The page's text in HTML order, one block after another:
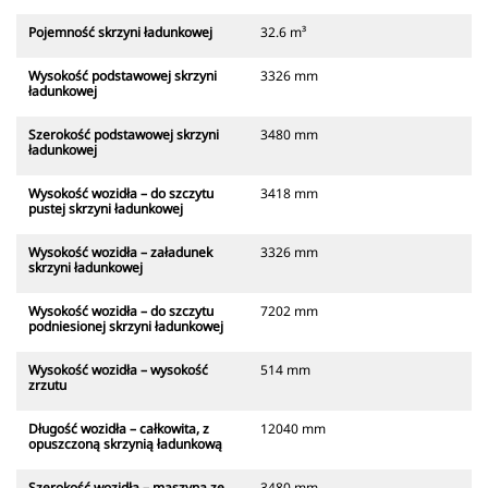
Pojemność skrzyni ładunkowej 32.6 m³
Wysokość podstawowej skrzyni
ładunkowej
3326 mm
Szerokość podstawowej skrzyni
ładunkowej
3480 mm
Wysokość wozidła – do szczytu
pustej skrzyni ładunkowej
3418 mm
Wysokość wozidła – załadunek
skrzyni ładunkowej
3326 mm
Wysokość wozidła – do szczytu
podniesionej skrzyni ładunkowej
7202 mm
Wysokość wozidła – wysokość
zrzutu
514 mm
Długość wozidła – całkowita, z
opuszczoną skrzynią ładunkową
12040 mm